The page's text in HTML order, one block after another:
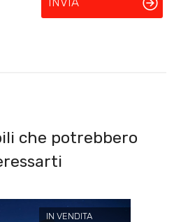
che potrebbero
IN VENDITA